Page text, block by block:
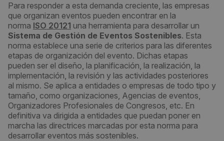
Para responder a esta demanda creciente, las empresas
que organizan eventos pueden encontrar en la
norma ISO 20121 una herramienta para desarrollar un
Sistema de Gestión de Eventos Sostenibles. Esta
norma establece una serie de criterios para las diferentes
etapas de organización del evento. Dichas etapas
pueden ser el diseño, la planificación, la realización, la
implementación, la revisión y las actividades posteriores
al mismo. Se aplica a entidades o empresas de todo tipo y
tamaño, como organizaciones, Agencias de eventos,
Organizadores Profesionales de Congresos, etc. En
definitiva va dirigida a entidades que puedan poner en
marcha las directrices marcadas por esta norma para
desarrollar eventos más sostenibles.